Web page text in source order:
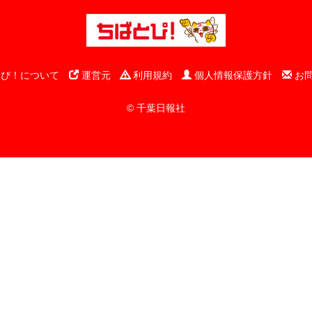
！について 運営元 利用規約 個人情報保護方針 お
© 千葉日報社